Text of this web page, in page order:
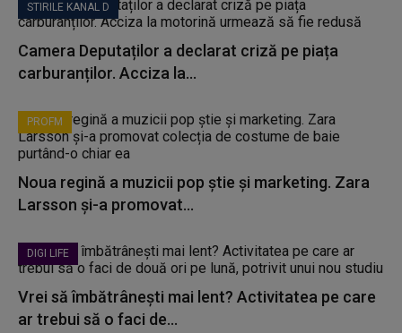
STIRILE KANAL D
Camera Deputaților a declarat criză pe piața
carburanților. Acciza la...
PROFM
Noua regină a muzicii pop știe și marketing. Zara
Larsson și-a promovat...
DIGI LIFE
Vrei să îmbătrânești mai lent? Activitatea pe care
ar trebui să o faci de...